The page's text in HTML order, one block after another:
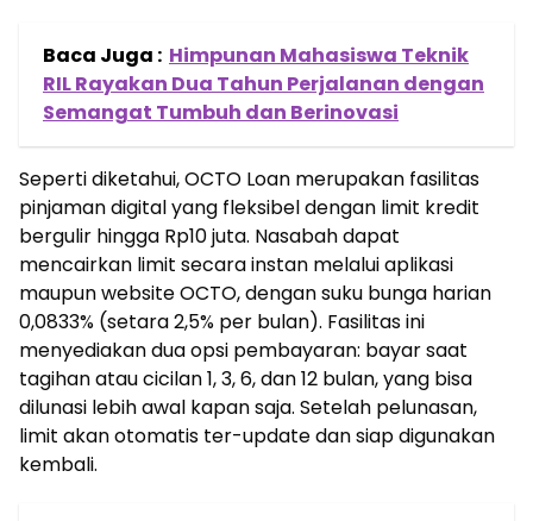
Baca Juga : Himpunan Mahasiswa Teknik
RIL Rayakan Dua Tahun Perjalanan dengan
Semangat Tumbuh dan Berinovasi
Seperti diketahui, OCTO Loan merupakan fasilitas
pinjaman digital yang fleksibel dengan limit kredit
bergulir hingga Rp10 juta. Nasabah dapat
mencairkan limit secara instan melalui aplikasi
maupun website OCTO, dengan suku bunga harian
0,0833% (setara 2,5% per bulan). Fasilitas ini
menyediakan dua opsi pembayaran: bayar saat
tagihan atau cicilan 1, 3, 6, dan 12 bulan, yang bisa
dilunasi lebih awal kapan saja. Setelah pelunasan,
limit akan otomatis ter-update dan siap digunakan
kembali.